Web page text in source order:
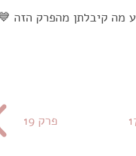
מה קיבלתן מהפרק הזה
פרק 19